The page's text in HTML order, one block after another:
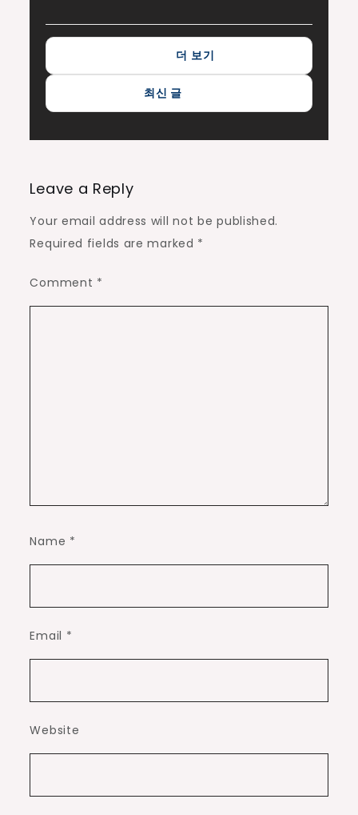
Post
navigation
Leave a Reply
Your email address will not be published.
Required fields are marked *
Comment *
Name *
Email *
Website